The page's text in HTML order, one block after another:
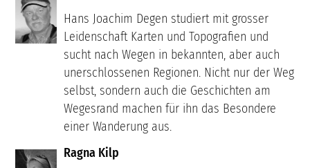
Hans Joachim Degen studiert mit grosser
Leidenschaft Karten und Topografien und
sucht nach Wegen in bekannten, aber auch
unerschlossenen Regionen. Nicht nur der Weg
selbst, sondern auch die Geschichten am
Wegesrand machen für ihn das Besondere
einer Wanderung aus.
Ragna Kilp